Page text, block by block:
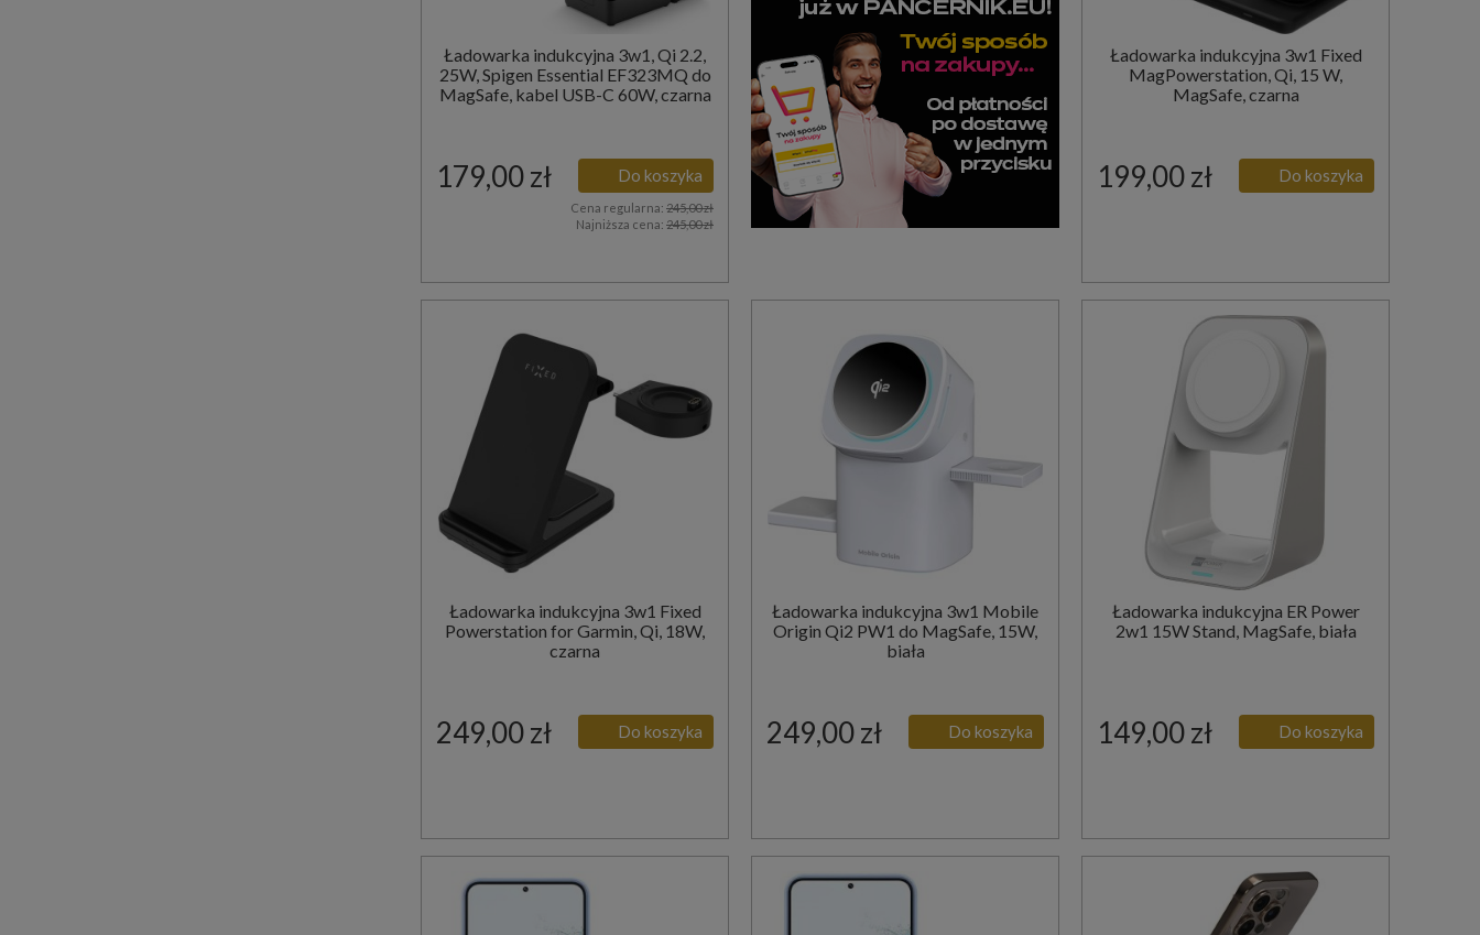
Ładowarka indukcyjna 3w1, Qi 2.2,
25W, Spigen Essential EF323MQ do
MagSafe, kabel USB-C 60W, czarna
179,00 zł
Cena regularna: 245,00 zł
Najniższa cena: 245,00 zł
Do koszyka
Ładowarka indukcyjna 3w1 Fixed
MagPowerstation, Qi, 15 W,
MagSafe, czarna
199,00 zł Do koszyka
Ładowarka indukcyjna 3w1 Fixed
Powerstation for Garmin, Qi, 18W,
czarna
249,00 zł Do koszyka
Ładowarka indukcyjna 3w1 Mobile
Origin Qi2 PW1 do MagSafe, 15W,
biała
249,00 zł Do koszyka
Ładowarka indukcyjna ER Power
2w1 15W Stand, MagSafe, biała
149,00 zł Do koszyka